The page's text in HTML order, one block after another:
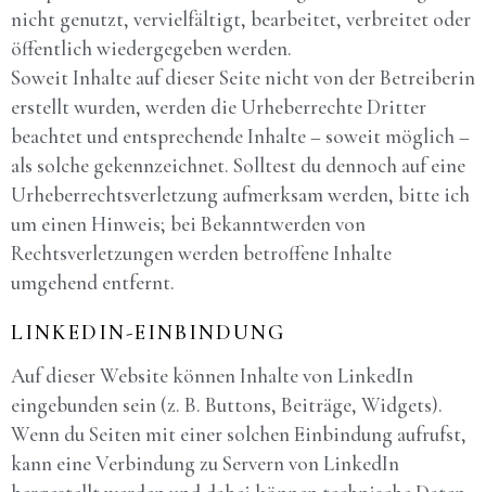
nicht genutzt, vervielfältigt, bearbeitet, verbreitet oder
öffentlich wiedergegeben werden.
Soweit Inhalte auf dieser Seite nicht von der Betreiberin
erstellt wurden, werden die Urheberrechte Dritter
beachtet und entsprechende Inhalte – soweit möglich –
als solche gekennzeichnet. Solltest du dennoch auf eine
Urheberrechtsverletzung aufmerksam werden, bitte ich
um einen Hinweis; bei Bekanntwerden von
Rechtsverletzungen werden betroffene Inhalte
umgehend entfernt.
LINKEDIN-EINBINDUNG
Auf dieser Website können Inhalte von LinkedIn
eingebunden sein (z. B. Buttons, Beiträge, Widgets).
Wenn du Seiten mit einer solchen Einbindung aufrufst,
kann eine Verbindung zu Servern von LinkedIn